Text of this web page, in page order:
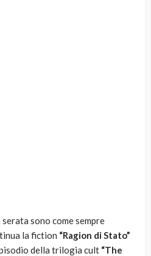
sono come sempre
la fiction “Ragion di Stato”
della trilogia cult “The